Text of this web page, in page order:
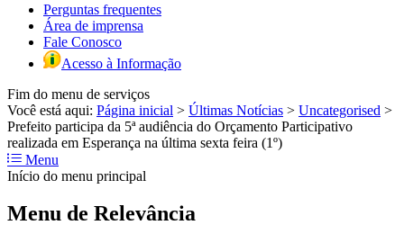
Perguntas frequentes
Área de imprensa
Fale Conosco
Acesso à Informação
Fim do menu de serviços
Você está aqui: Página inicial > Últimas Notícias > Uncategorised >
Prefeito participa da 5ª audiência do Orçamento Participativo
realizada em Esperança na última sexta feira (1º)
Menu
Início do menu principal
Menu de Relevância